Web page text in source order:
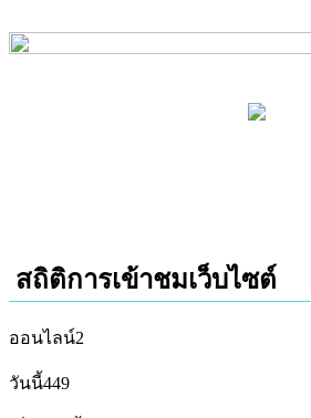
สถิติการเข้าชมเว็บไซต์
ออนไลน์2
วันนี้449